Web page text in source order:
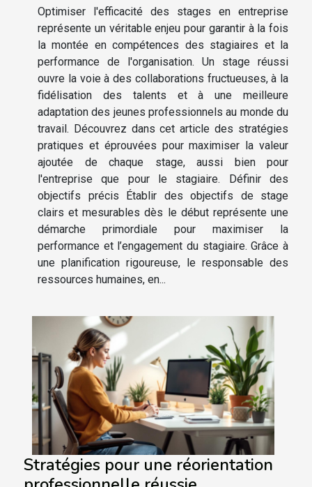
Optimiser l'efficacité des stages en entreprise
représente un véritable enjeu pour garantir à la fois
la montée en compétences des stagiaires et la
performance de l'organisation. Un stage réussi
ouvre la voie à des collaborations fructueuses, à la
fidélisation des talents et à une meilleure
adaptation des jeunes professionnels au monde du
travail. Découvrez dans cet article des stratégies
pratiques et éprouvées pour maximiser la valeur
ajoutée de chaque stage, aussi bien pour
l'entreprise que pour le stagiaire. Définir des
objectifs précis Établir des objectifs de stage
clairs et mesurables dès le début représente une
démarche primordiale pour maximiser la
performance et l’engagement du stagiaire. Grâce à
une planification rigoureuse, le responsable des
ressources humaines, en...
Stratégies pour une réorientation